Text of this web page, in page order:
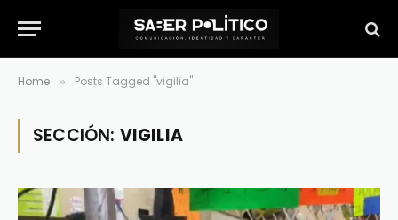
Home » Posts Tagged "vigilia"
SECCIÓN: VIGILIA